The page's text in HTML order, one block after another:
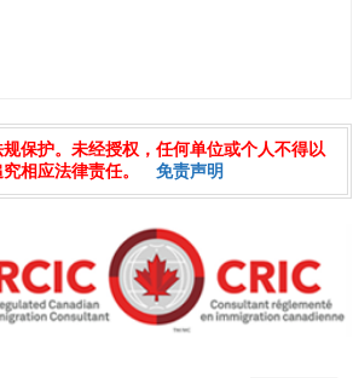
保护。未经授权，任何单位或个人不得以
相应法律责任。
免责声明